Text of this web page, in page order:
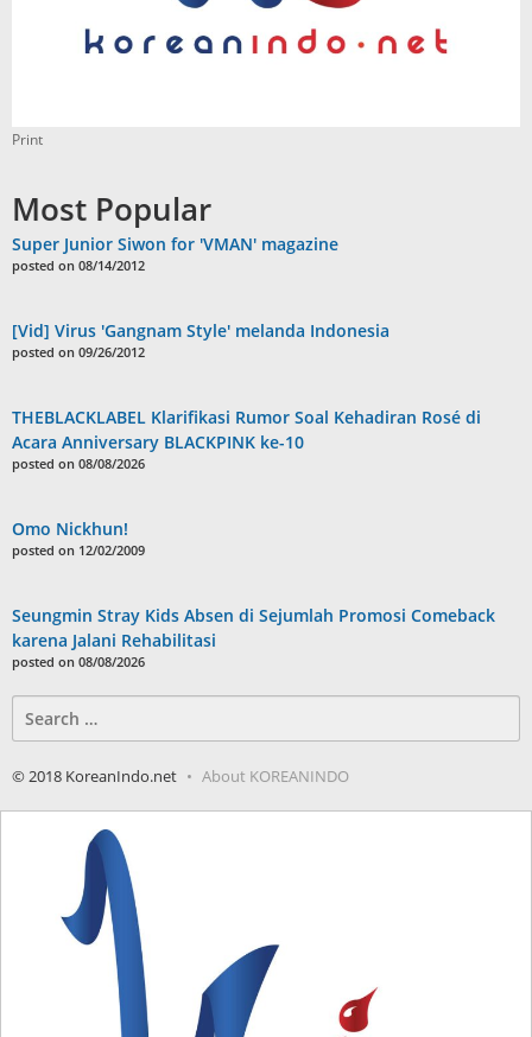
Print
Most Popular
Super Junior Siwon for 'VMAN' magazine
posted on 08/14/2012
[Vid] Virus 'Gangnam Style' melanda Indonesia
posted on 09/26/2012
THEBLACKLABEL Klarifikasi Rumor Soal Kehadiran Rosé di
Acara Anniversary BLACKPINK ke-10
posted on 08/08/2026
Omo Nickhun!
posted on 12/02/2009
Seungmin Stray Kids Absen di Sejumlah Promosi Comeback
karena Jalani Rehabilitasi
posted on 08/08/2026
for:
© 2018 KoreanIndo.net About KOREANINDO